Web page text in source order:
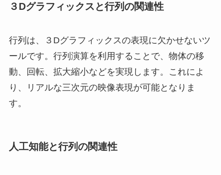
３Dグラフィックスと行列の関連性
行列は、３Dグラフィックスの表現に欠かせないツ
ールです。行列演算を利用することで、物体の移
動、回転、拡大縮小などを実現します。これによ
り、リアルな三次元の映像表現が可能となりま
す。
人工知能と行列の関連性